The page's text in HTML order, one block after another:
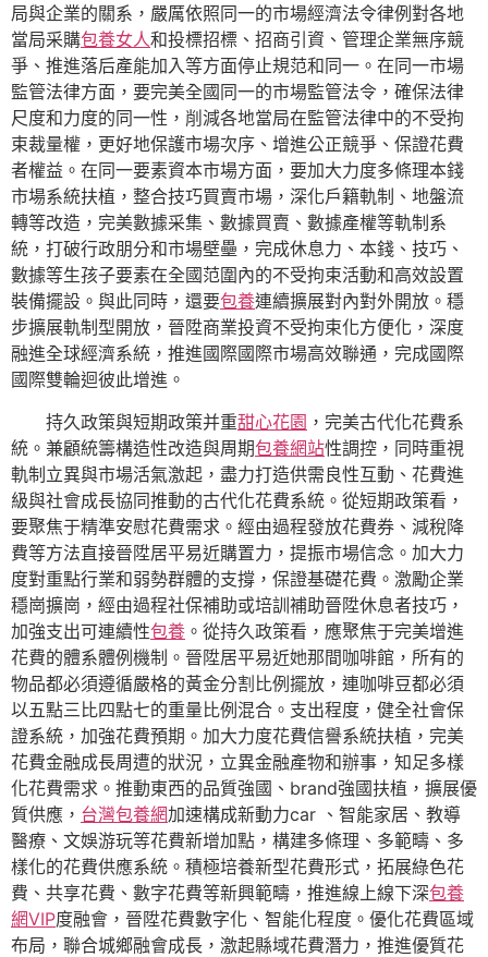
局與企業的關系，嚴厲依照同一的市場經濟法令律例對各地
當局采購包養女人和投標招標、招商引資、管理企業無序競
爭、推進落后產能加入等方面停止規范和同一。在同一市場
監管法律方面，要完美全國同一的市場監管法令，確保法律
尺度和力度的同一性，削減各地當局在監管法律中的不受拘
束裁量權，更好地保護市場次序、增進公正競爭、保證花費
者權益。在同一要素資本市場方面，要加大力度多條理本錢
市場系統扶植，整合技巧買賣市場，深化戶籍軌制、地盤流
轉等改造，完美數據采集、數據買賣、數據產權等軌制系
統，打破行政朋分和市場壁壘，完成休息力、本錢、技巧、
數據等生孩子要素在全國范圍內的不受拘束活動和高效設置
裝備擺設。與此同時，還要包養連續擴展對內對外開放。穩
步擴展軌制型開放，晉陞商業投資不受拘束化方便化，深度
融進全球經濟系統，推進國際國際市場高效聯通，完成國際
國際雙輪迴彼此增進。
持久政策與短期政策并重甜心花園 ，完美古代化花費系
統。兼顧統籌構造性改造與周期包養網站性調控，同時重視
軌制立異與市場活氣激起，盡力打造供需良性互動、花費進
級與社會成長協同推動的古代化花費系統。從短期政策看，
要聚焦于精準安慰花費需求。經由過程發放花費券、減稅降
費等方法直接晉陞居平易近購置力，提振市場信念。加大力
度對重點行業和弱勢群體的支撐，保證基礎花費。激勵企業
穩崗擴崗，經由過程社保補助或培訓補助晉陞休息者技巧，
加強支出可連續性包養 。從持久政策看，應聚焦于完美增進
花費的體系體例機制。晉陞居平易近她那間咖啡館，所有的
物品都必須遵循嚴格的黃金分割比例擺放，連咖啡豆都必須
以五點三比四點七的重量比例混合。支出程度，健全社會保
證系統，加強花費預期。加大力度花費信譽系統扶植，完美
花費金融成長周遭的狀況，立異金融產物和辦事，知足多樣
化花費需求。推動東西的品質強國、brand強國扶植，擴展優
質供應， 台灣包養網加速構成新動力car 、智能家居、教導
醫療、文娛游玩等花費新增加點，構建多條理、多範疇、多
樣化的花費供應系統。積極培養新型花費形式，拓展綠色花
費、共享花費、數字花費等新興範疇，推進線上線下深包養
網VIP度融會，晉陞花費數字化、智能化程度。優化花費區域
布局，聯合城鄉融會成長，激起縣域花費潛力，推進優質花